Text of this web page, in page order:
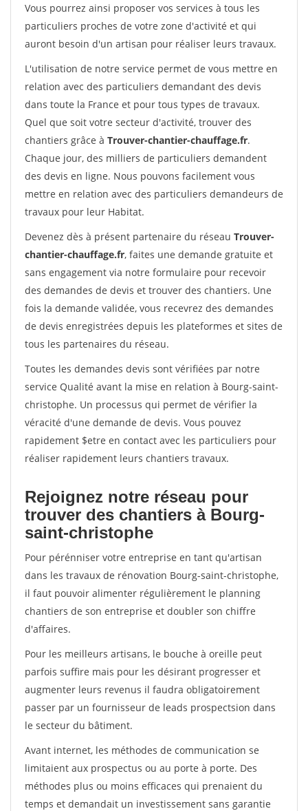
Vous pourrez ainsi proposer vos services à tous les
particuliers proches de votre zone d'activité et qui
auront besoin d'un artisan pour réaliser leurs travaux.
L'utilisation de notre service permet de vous mettre en
relation avec des particuliers demandant des devis
dans toute la France et pour tous types de travaux.
Quel que soit votre secteur d'activité, trouver des
chantiers grâce à Trouver-chantier-chauffage.fr.
Chaque jour, des milliers de particuliers demandent
des devis en ligne. Nous pouvons facilement vous
mettre en relation avec des particuliers demandeurs de
travaux pour leur Habitat.
Devenez dès à présent partenaire du réseau Trouver-
chantier-chauffage.fr, faites une demande gratuite et
sans engagement via notre formulaire pour recevoir
des demandes de devis et trouver des chantiers. Une
fois la demande validée, vous recevrez des demandes
de devis enregistrées depuis les plateformes et sites de
tous les partenaires du réseau.
Toutes les demandes devis sont vérifiées par notre
service Qualité avant la mise en relation à Bourg-saint-
christophe. Un processus qui permet de vérifier la
véracité d'une demande de devis. Vous pouvez
rapidement $etre en contact avec les particuliers pour
réaliser rapidement leurs chantiers travaux.
Rejoignez notre réseau pour
trouver des chantiers à Bourg-
saint-christophe
Pour pérénniser votre entreprise en tant qu'artisan
dans les travaux de rénovation Bourg-saint-christophe,
il faut pouvoir alimenter régulièrement le planning
chantiers de son entreprise et doubler son chiffre
d'affaires.
Pour les meilleurs artisans, le bouche à oreille peut
parfois suffire mais pour les désirant progresser et
augmenter leurs revenus il faudra obligatoirement
passer par un fournisseur de leads prospectsion dans
le secteur du bâtiment.
Avant internet, les méthodes de communication se
limitaient aux prospectus ou au porte à porte. Des
méthodes plus ou moins efficaces qui prenaient du
temps et demandait un investissement sans garantie